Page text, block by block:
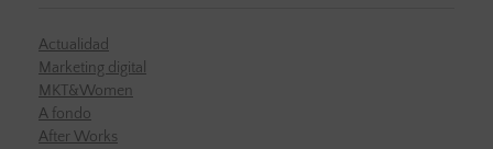
Actualidad
Marketing digital
MKT&Women
A fondo
After Works